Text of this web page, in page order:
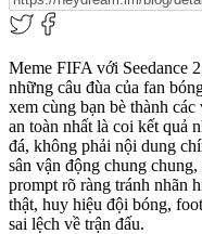
Meme FIFA với Seedance
những câu đùa của fan
xem cùng bạn bè thành
an toàn nhất là coi kết quả
đá, không phải nội dung
sân vận động chung
prompt rõ ràng tránh nhãn
thật, huy hiệu đội bóng,
sai lệch về trận đấu.